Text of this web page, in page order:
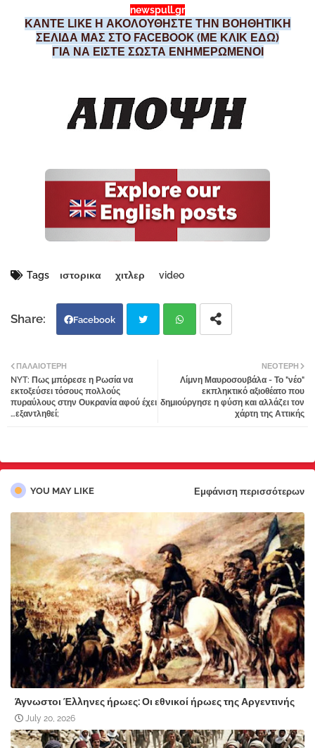
newspull.gr
ΚΑΝΤΕ LIKE Η ΑΚΟΛΟΥΘΗΣΤΕ ΤΗΝ ΒΟΗΘΗΤΙΚΗ
ΣΕΛΙΔΑ ΜΑΣ ΣΤΟ FACEBOOK (ΜΕ ΚΛΙΚ ΕΔΩ)
ΓΙΑ ΝΑ ΕΙΣΤΕ ΣΩΣΤΑ ΕΝΗΜΕΡΩΜΕΝΟΙ
Tags ιστορικα χιτλερ video
Facebook
atsa
ΝΕΌΤΕΡΗ
Λίμνη Μαυροσουβάλα - Το "νέο"
εκπληκτικό αξιοθέατο που
δημιούργησε η φύση και αλλάζει τον
χάρτη της Αττικής
ΠΑΛΑΙΌΤΕΡΗ
NYT: Πως μπόρεσε η Ρωσία να
εκτοξεύσει τόσους πολλούς
πυραύλους στην Ουκρανία αφού έχει
…εξαντληθεί;
YOU MAY LIKE Εμφάνιση περισσότερων
Άγνωστοι Έλληνες ήρωες: Οι εθνικοί ήρωες της Αργεντινής
July 20, 2026